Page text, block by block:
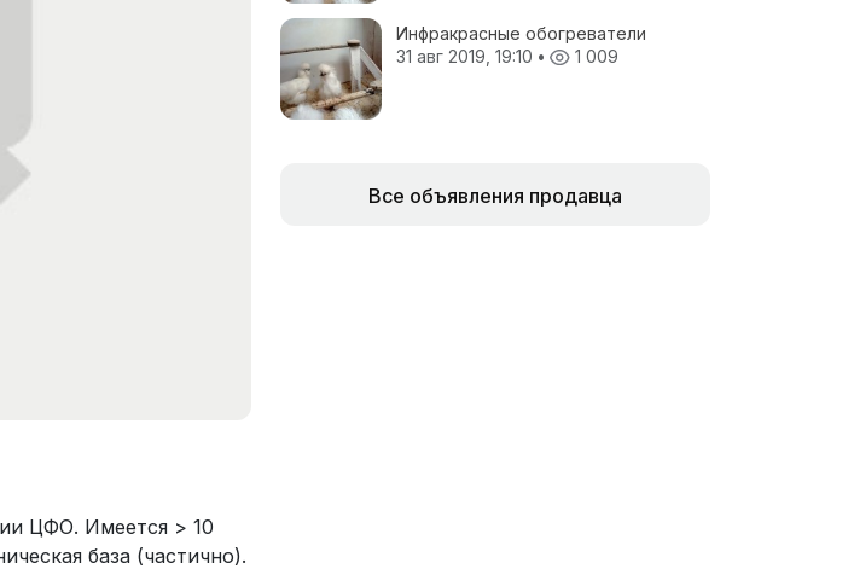
ЦФО. Имеется > 10
база (частично).
Инфракрасные обогреватели
31 авг 2019, 19:10 • 1 009
Все объявления продавца